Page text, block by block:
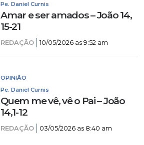
Pe. Daniel Curnis
Amar e ser amados – João 14,
15-21
REDAÇÃO 10/05/2026 as 9:52 am
OPINIÃO
Pe. Daniel Curnis
Quem me vê, vê o Pai – João
14,1-12
REDAÇÃO 03/05/2026 as 8:40 am